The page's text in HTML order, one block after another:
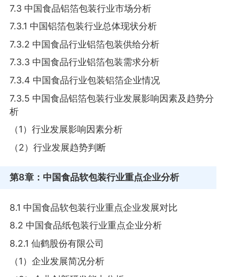
7.3 中国食品铝箔包装行业市场分析
7.3.1 中国铝箔包装行业总体现状分析
7.3.2 中国食品行业铝箔包装供给分析
7.3.3 中国食品行业铝箔包装需求分析
7.3.4 中国食品行业包装铝箔企业情况
7.3.5 中国食品铝箔包装行业发展影响因素及趋势分
析
（1）行业发展影响因素分析
（2）行业发展趋势判断
第8章 ：中国食品软包装行业重点企业分析
8.1 中国食品软包装行业重点企业发展对比
8.2 中国食品纸包装行业重点企业分析
8.2.1 仙鹤股份有限公司
（1）企业发展简况分析